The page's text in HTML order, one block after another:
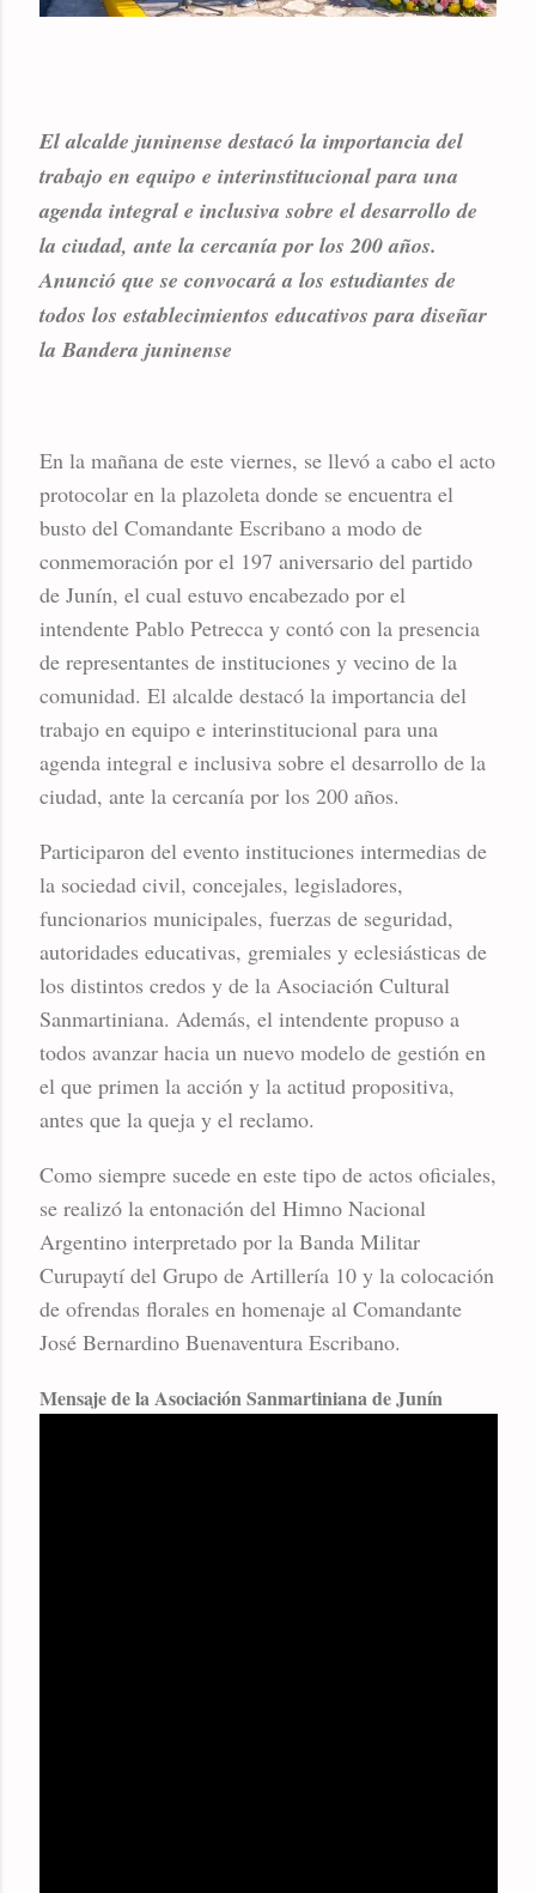
El alcalde juninense destacó la importancia del
trabajo en equipo e interinstitucional para una
agenda integral e inclusiva sobre el desarrollo de
la ciudad, ante la cercanía por los 200 años.
Anunció que se convocará a los estudiantes de
todos los establecimientos educativos para diseñar
la Bandera juninense
En la mañana de este viernes, se llevó a cabo el acto
protocolar en la plazoleta donde se encuentra el
busto del Comandante Escribano a modo de
conmemoración por el 197 aniversario del partido
de Junín, el cual estuvo encabezado por el
intendente Pablo Petrecca y contó con la presencia
de representantes de instituciones y vecino de la
comunidad. El alcalde destacó la importancia del
trabajo en equipo e interinstitucional para una
agenda integral e inclusiva sobre el desarrollo de la
ciudad, ante la cercanía por los 200 años.
Participaron del evento instituciones intermedias de
la sociedad civil, concejales, legisladores,
funcionarios municipales, fuerzas de seguridad,
autoridades educativas, gremiales y eclesiásticas de
los distintos credos y de la Asociación Cultural
Sanmartiniana. Además, el intendente propuso a
todos avanzar hacia un nuevo modelo de gestión en
el que primen la acción y la actitud propositiva,
antes que la queja y el reclamo.
Como siempre sucede en este tipo de actos oficiales,
se realizó la entonación del Himno Nacional
Argentino interpretado por la Banda Militar
Curupaytí del Grupo de Artillería 10 y la colocación
de ofrendas florales en homenaje al Comandante
José Bernardino Buenaventura Escribano.
Mensaje de la Asociación Sanmartiniana de Junín